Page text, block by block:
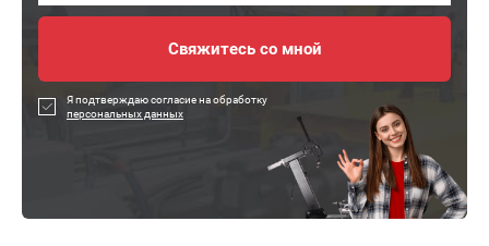
Я подтверждаю согласие на обработку
персональных данных